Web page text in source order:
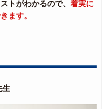
トがわかるので、 着実に
ます。
生